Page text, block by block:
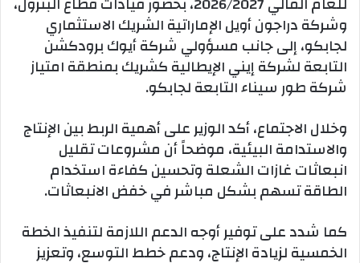
وشركة دراجون أويل الإماراتية الشريك الاستثماري
لجابكو، إلى جانب مسؤولي شركة أيوك برودكشن
التابعة لشركة إيني الإيطالية كشريك بمنطقة امتياز
شركة طور سيناء التابعة لجابكو.
وخلال الاجتماع، أكد الوزير على أهمية الربط بين الإنتاج
والاستدامة البيئية، موضحاً أن مشروعات تقليل
انبعاثات غازات الشعلة وتحسين كفاءة استخدام
الطاقة تسهم بشكل مباشر في خفض الانبعاثات.
كما شدد على توفير أوجه الدعم اللازمة لتنفيذ الخطة
الخمسية لزيادة الإنتاج، ودعم خطط التوسع، وتعزيز